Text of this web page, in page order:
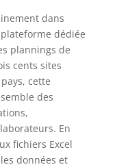
dans
dédiée
plannings de
cents sites
cette
des
En
fichiers Excel
données et